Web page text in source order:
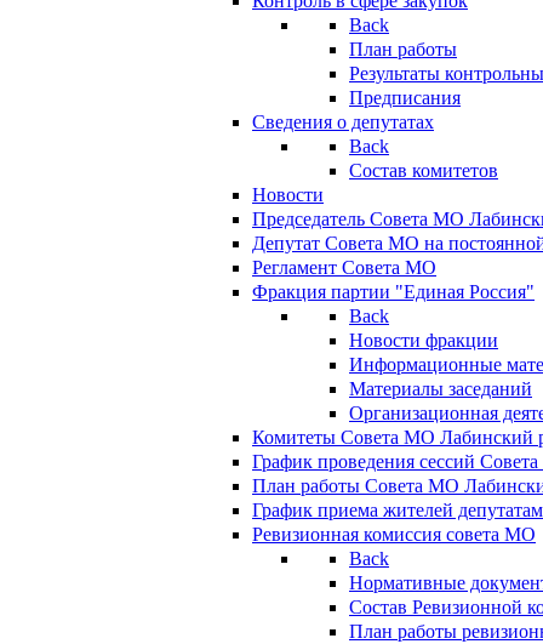
Back
План работы
Результаты
Предписания
Сведения о депутатах
Back
Состав комитетов
Новости
Председатель Совета МО
Депутат Совета МО на
Регламент Совета МО
Фракция партии "Единая Россия"
Back
Новости фракции
Информационные
Материалы заседаний
Организационная
Комитеты Совета МО Лабинский
График проведения сессий
План работы Совета МО
График приема жителей
Ревизионная комиссия совета МО
Back
Нормативные
Состав Ревизионной
План работы